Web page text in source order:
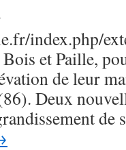
index.php/
et Paille,
de leur
Deux